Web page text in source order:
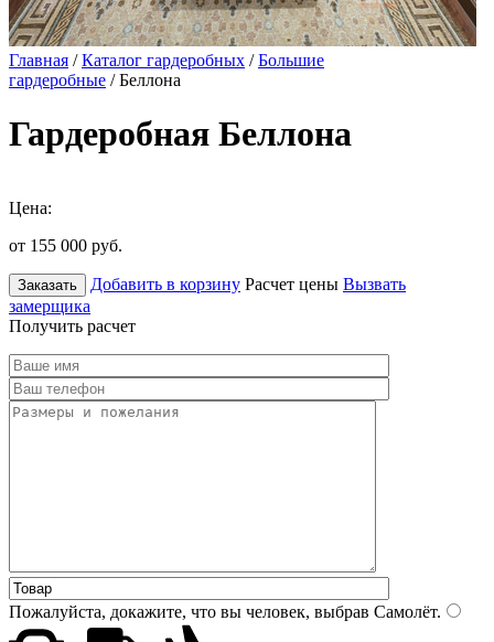
Главная /Каталог гардеробных /Большие
гардеробные / Беллона
Гардеробная Беллона
Цена:
от 155 000 руб.
Заказать Добавить в корзину Расчет цены Вызвать
замерщика
Получить расчет
Пожалуйста, докажите, что вы человек, выбрав Самолёт.